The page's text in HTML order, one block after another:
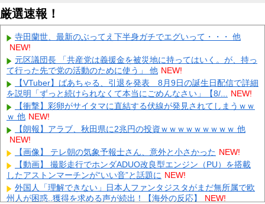
厳選速報！
寺田蘭世、最新のぶってえ下半身ガチでエグいって・・・ 他
NEW!
元区議団長 「共産党は義援金を被災地に持ってはいく。が、持っ
て行った先で党の活動のために使う」 他 NEW!
【VTuber】ばあちゃる、引退を発表 8月9日の誕生日配信で詳細
を説明「ずっと続けられなくて本当にごめんなさい」【8/... NEW!
【衝撃】彩卵がサイタマに直結する伏線が発見されてしまうｗｗ
ｗ 他 NEW!
【朗報】アラブ、秋田県に2兆円の投資ｗｗｗｗｗｗｗｗｗ 他
NEW!
【画像】 テレ朝の気象予報士さん、意外と小さかった NEW!
【動画】 撮影走行でホンダADUO改良型エンジン（PU）を搭載
したアストンマーチンが“いい音”と話題に NEW!
外国人「理解できない」日本人ファンタジスタがまだ無所属で欧
州人が困惑..獲得を求める声が続出！【海外の反応】
NEW!